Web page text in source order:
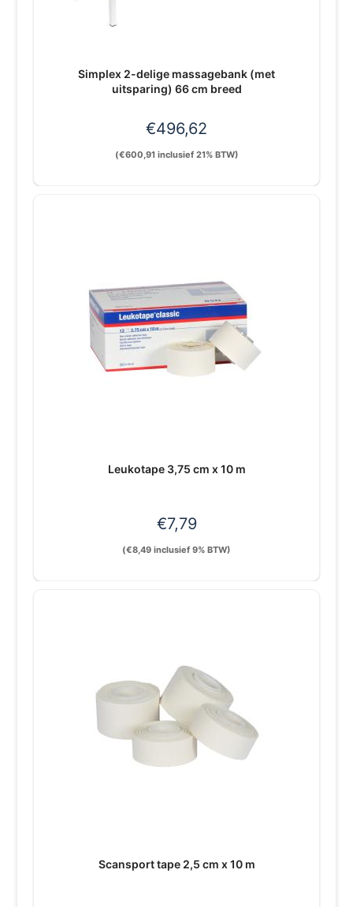
Simplex 2-delige massagebank (met
uitsparing) 66 cm breed
€496,62
(€600,91 inclusief 21% BTW)
Leukotape 3,75 cm x 10 m
€7,79
(€8,49 inclusief 9% BTW)
Scansport tape 2,5 cm x 10 m